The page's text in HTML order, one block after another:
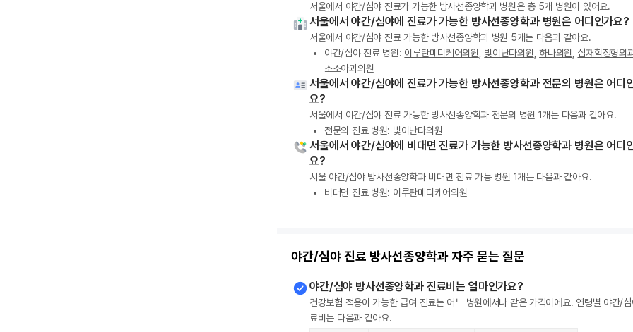
서울에서 야간/심야 진료가 가능한 방사선종양학과 병원은 총 5개 병원이 있어요.
서울에서 야간/심야에 진료가 가능한 방사선종양학과 병원은 어디인가요?
서울에서 야간/심야 진료 가능한 방사선종양학과 병원 5개는 다음과 같아요.
야간/심야 진료 병원: 이루탄메디케어의원 빛이난다의원 ,하나의원
심재학정형외
소소아과의원
서울에서 야간/심야에 진료가 가능한 방사선종양학과 전문의 병원은 어디
요?
서울에서 야간/심야 진료 가능한 방사선종양학과 전문의 병원 1개는 다음과 같아요.
전문의 진료 병원: 빛이난다의원
서울에서 야간/심야에 비대면 진료가 가능한 방사선종양학과 병원은 어디
요?
서울 야간/심야 방사선종양학과 비대면 진료 가능 병원 1개는 다음과 같아요.
비대면 진료 병원: 이루탄메디케어의원
야간/심야 진료 방사선종양학과 자주 묻는 질문
야간/심야 방사선종양학과 진료비는 얼마인가요?
건강보험 적용이 가능한 급여 진료는 어느 병원에서나 같은 가격이에요. 연령별 야간/
료비는 다음과 같아요.